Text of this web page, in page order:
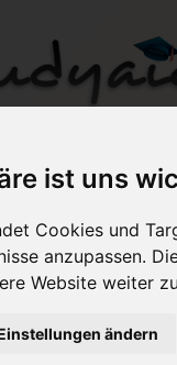
ist uns
Cookies und
anzupassen.
Website weiter
ändern
15
StudyAid.de